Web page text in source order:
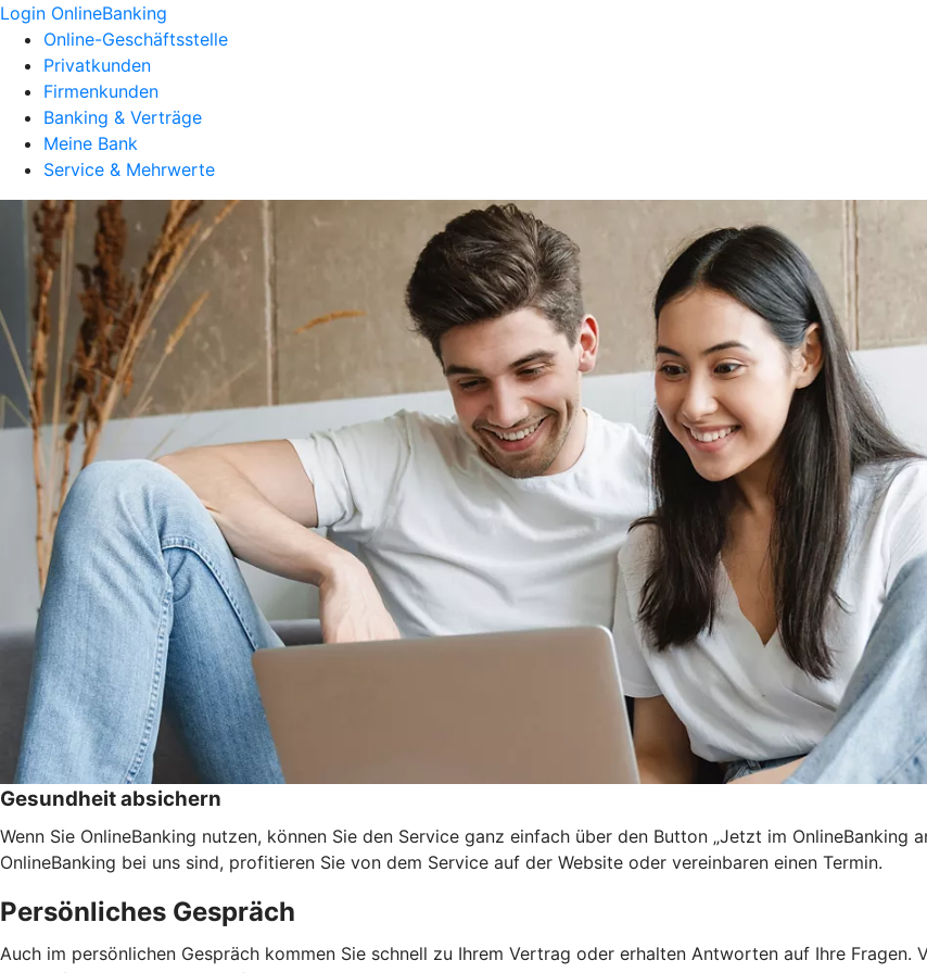
Login OnlineBanking
Online-Geschäftsstelle
Privatkunden
Firmenkunden
Banking & Verträge
Meine Bank
Service & Mehrwerte
Gesundheit absichern
Wenn Sie OnlineBanking nutzen, können Sie den Service ganz einfach über den Button „Jetzt im OnlineBanking
OnlineBanking bei uns sind, profitieren Sie von dem Service auf der Website oder vereinbaren einen Termin.
Persönliches Gespräch
Auch im persönlichen Gespräch kommen Sie schnell zu Ihrem Vertrag oder erhalten Antworten auf Ihre Fragen.